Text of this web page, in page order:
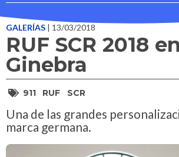
GALERÍAS | 13/03/2018
RUF SCR 2018 en
Ginebra
911 RUF SCR
Una de las grandes
marca germana.